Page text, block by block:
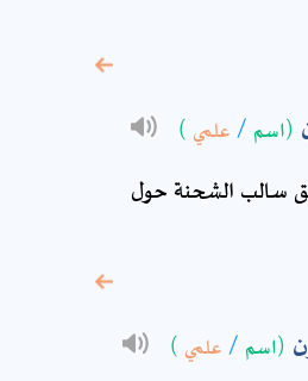
(اسم / علمي )
سالب الشحنة حول
(اسم / علمي )
* sign, it means are
required fields